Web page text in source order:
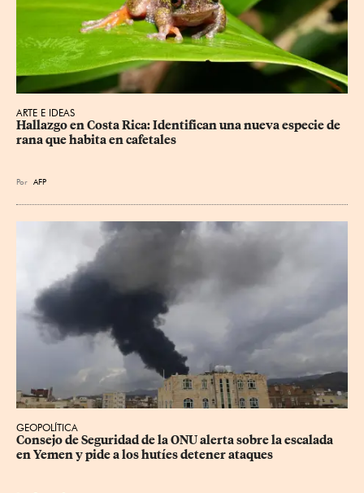
ARTE E IDEAS
Hallazgo en Costa Rica: Identifican una nueva especie de
rana que habita en cafetales
Por AFP
GEOPOLÍTICA
Consejo de Seguridad de la ONU alerta sobre la escalada
en Yemen y pide a los hutíes detener ataques